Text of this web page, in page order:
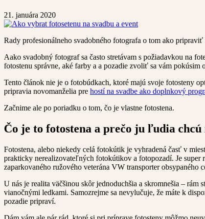
21. januára 2020
Rady profesionálneho svadobného fotografa o tom ako
Aako svadobný fotograf sa často stretávam s požiadavkou na
fotostenu správne, aké farby a a pozadie zvoliť sa vám pokúsim
Tento článok nie je o fotobúdkach, ktoré majú svoje fotosteny
pripravia novomanželia pre hostí na svadbe ako doplnkový
Začnime ale po poriadku o tom, čo je vlastne fotostena.
Čo je to fotostena a prečo ju ľudia chcú
Fotostena, alebo niekedy celá fotokútik je vyhradená časť v
prakticky nerealizovateľných fotokútikov a fotopozadí. Je super
zaparkovaného ružového veterána VW transporter
U nás je realita väčšinou skôr jednoduchšia a skromnešia –
vianočnými ledkami. Samozrejme sa nevylučuje, že máte k
pozadie pripraví.